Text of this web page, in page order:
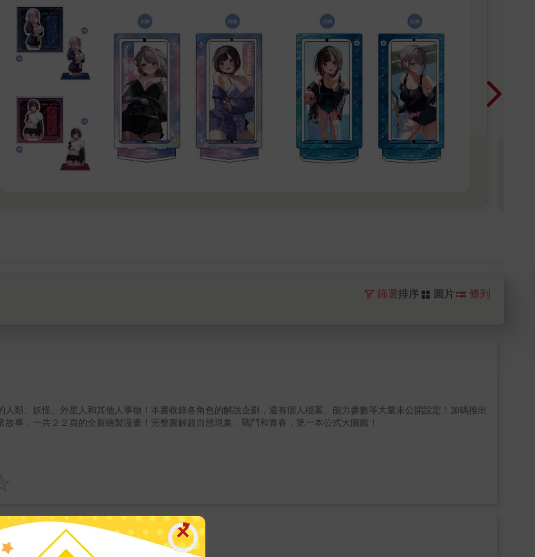
篩選排序 圖片 條列
人類、妖怪、外星人和其他人事物！本書收錄各角色的解說企劃，還有個人檔案、能力參數等大量未公開設定！加碼推出
故事，一共２２頁的全新繪製漫畫！完整圖解超自然現象、戰鬥和青春，第一本公式大圖鑑！
購版